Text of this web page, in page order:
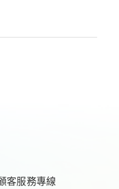
客服務專線